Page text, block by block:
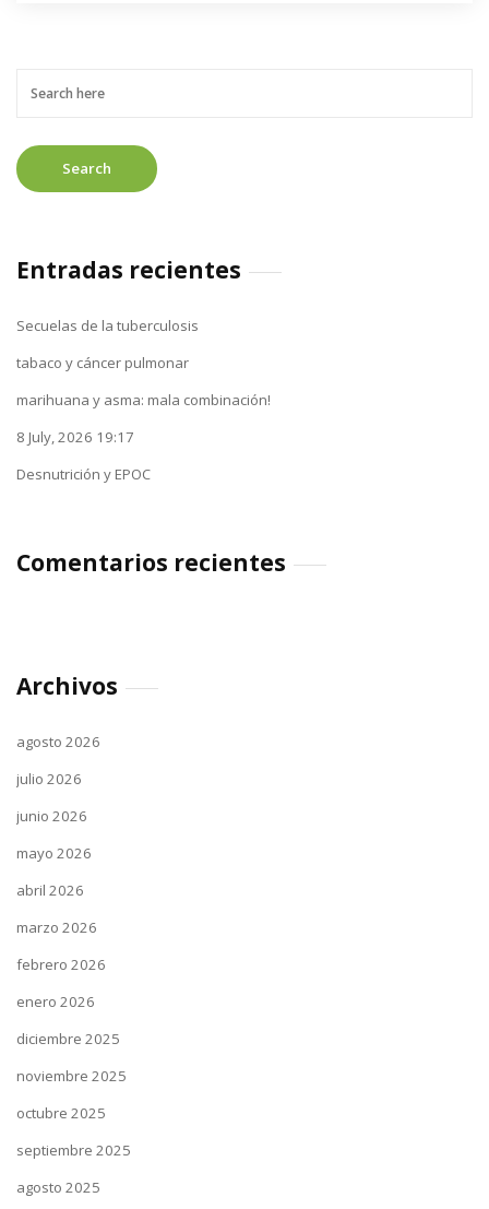
Entradas recientes
Secuelas de la tuberculosis
tabaco y cáncer pulmonar
marihuana y asma: mala combinación!
8 July, 2026 19:17
Desnutrición y EPOC
Comentarios recientes
Archivos
agosto 2026
julio 2026
junio 2026
mayo 2026
abril 2026
marzo 2026
febrero 2026
enero 2026
diciembre 2025
noviembre 2025
octubre 2025
septiembre 2025
agosto 2025